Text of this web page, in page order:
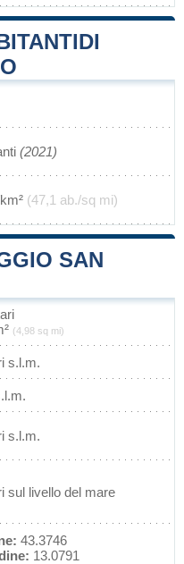
(2021)
(47,1 ab./sq mi)
SAN
(4,98 sq mi)
s.l.m.
s.l.m.
sul livello del mare
43.3746
13.0791